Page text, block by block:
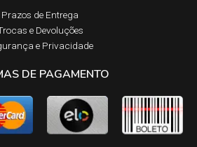
Prazos de Entrega​
e Devoluções​
e Privacidade
DE PAGAMENTO